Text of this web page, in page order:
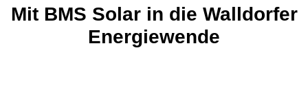
Mit BMS Solar in die Walldorfer
Energiewende